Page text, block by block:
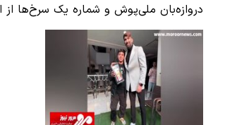
دروازه‌بان ملی‌پوش و شماره یک سرخ‌ها از